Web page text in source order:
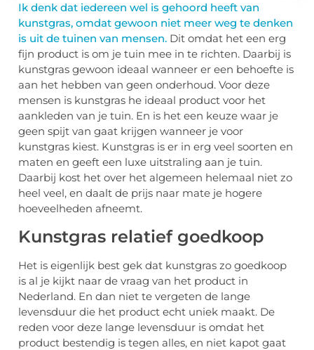
Ik denk dat iedereen wel is gehoord heeft van
kunstgras, omdat gewoon niet meer weg te denken
is uit de tuinen van mensen. Dit omdat het een erg
fijn product is om je tuin mee in te richten. Daarbij is
kunstgras gewoon ideaal wanneer er een behoefte is
aan het hebben van geen onderhoud. Voor deze
mensen is kunstgras he ideaal product voor het
aankleden van je tuin. En is het een keuze waar je
geen spijt van gaat krijgen wanneer je voor
kunstgras kiest. Kunstgras is er in erg veel soorten en
maten en geeft een luxe uitstraling aan je tuin.
Daarbij kost het over het algemeen helemaal niet zo
heel veel, en daalt de prijs naar mate je hogere
hoeveelheden afneemt.
Kunstgras relatief goedkoop
Het is eigenlijk best gek dat kunstgras zo goedkoop
is al je kijkt naar de vraag van het product in
Nederland. En dan niet te vergeten de lange
levensduur die het product echt uniek maakt. De
reden voor deze lange levensduur is omdat het
product bestendig is tegen alles, en niet kapot gaat